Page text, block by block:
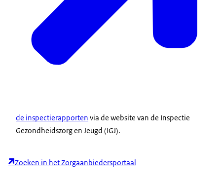
de inspectierapporten via de website van de Inspectie
Gezondheidszorg en Jeugd (IGJ).
Zoeken in het Zorgaanbiedersportaal